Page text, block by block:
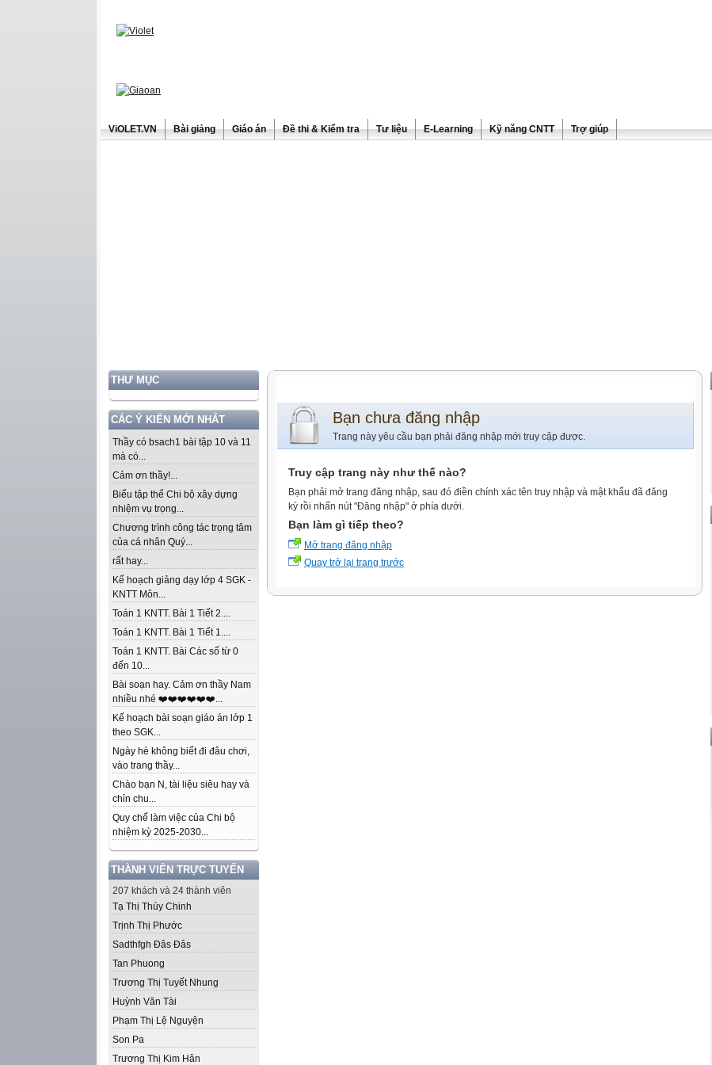
ViOLET.VN Bài giảng Giáo án Đề thi & Kiểm tra Tư liệu E-Learning Kỹ năng CNTT Trợ giúp
THƯ MỤC
CÁC Ý KIẾN MỚI NHẤT
Thầy có bsach1 bài tập 10 và 11
mà có...
Cảm ơn thầy!...
Biểu tập thể Chi bộ xây dựng
nhiệm vụ trọng...
Chương trình công tác trọng tâm
của cá nhân Quý...
rất hay...
Kế hoạch giảng dạy lớp 4 SGK -
KNTT Môn...
Toán 1 KNTT. Bài 1 Tiết 2....
Toán 1 KNTT. Bài 1 Tiết 1....
Toán 1 KNTT. Bài Các số từ 0
đến 10...
Bài soạn hay. Cảm ơn thầy Nam
nhiều nhé ❤️❤️❤️❤️❤️❤️...
Kế hoạch bài soạn giáo án lớp 1
theo SGK...
Ngày hè không biết đi đâu chơi,
vào trang thầy...
Chào bạn N, tài liệu siêu hay và
chỉn chu...
Quy chế làm việc của Chi bộ
nhiệm kỳ 2025-2030...
THÀNH VIÊN TRỰC TUYẾN
207 khách và 24 thành viên
Tạ Thị Thúy Chinh
Trịnh Thị Phước
Sadthfgh Đâs Đâs
Tan Phuong
Trương Thị Tuyết Nhung
Huỳnh Văn Tài
Phạm Thị Lệ Nguyện
Son Pa
Trương Thị Kim Hân
Bạn chưa đăng nhập
Trang này yêu cầu bạn phải đăng nhập mới truy cập được.
Truy cập trang này như thế nào?
Bạn phải mở trang đăng nhập, sau đó điền chính xác tên truy nhập và mật khẩu đã đăng
ký rồi nhấn nút "Đăng nhập" ở phía dưới.
Bạn làm gì tiếp theo?
Mở trang đăng nhập
Quay trở lại trang trước